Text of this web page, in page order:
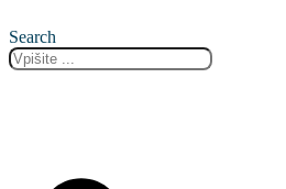
Search